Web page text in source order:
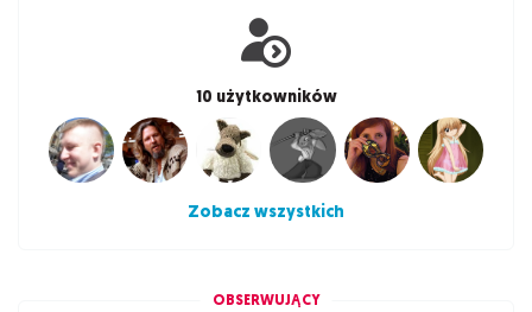
10 użytkowników
Zobacz wszystkich
OBSERWUJĄCY